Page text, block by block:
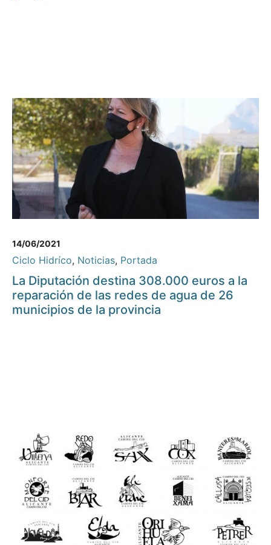
14/06/2021
Ciclo Hidríco, Noticias, Portada
La Diputación destina 308.000 euros a la
reparación de las redes de agua de 26
municipios de la provincia